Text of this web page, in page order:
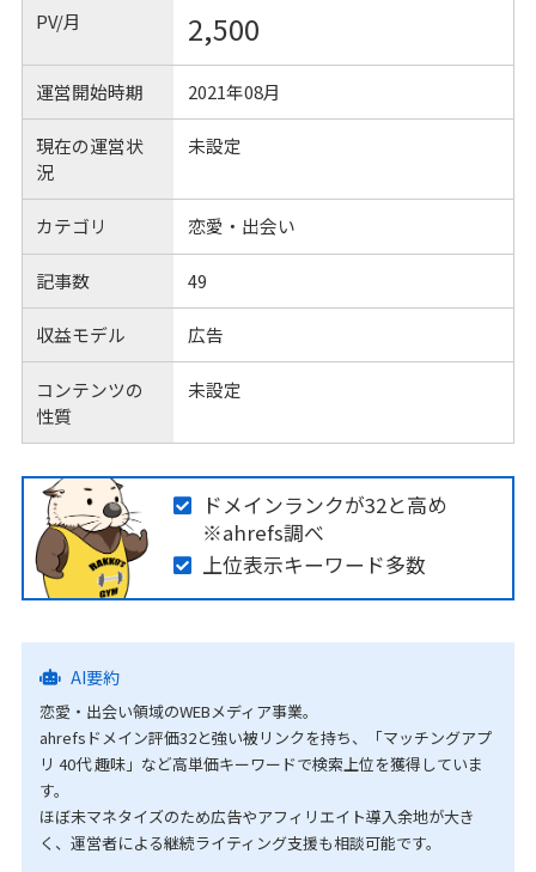
PV/月 2,500
運営開始時期 2021年08月
現在の運営状
況
未設定
カテゴリ 恋愛・出会い
記事数 49
収益モデル 広告
コンテンツの
性質
未設定
ドメインランクが32と高め
※ahrefs調べ
上位表示キーワード多数
AI要約
恋愛・出会い領域のWEBメディア事業。
ahrefsドメイン評価32と強い被リンクを持ち、「マッチングアプ
リ 40代 趣味」など高単価キーワードで検索上位を獲得していま
す。
ほぼ未マネタイズのため広告やアフィリエイト導入余地が大き
く、運営者による継続ライティング支援も相談可能です。